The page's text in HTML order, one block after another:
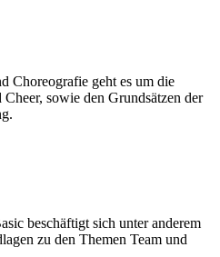
Choreografie geht es um die
sowie den Grundsätzen der
beschäftigt sich unter anderem
zu den Themen Team und